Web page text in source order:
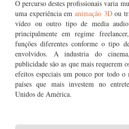
O percurso destes profissionais varia
uma experiência em animação 3Dou
vídeo ou outro tipo de media
principalmente em regime
funções diferentes conforme o tipo
envolvidos. A industria do
publicidade são as que mais requerem
efeitos especiais um pouco por todo
países que mais investem no
Unidos de América.